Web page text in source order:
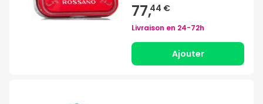
77,44 €
Livraison en 24-72h
Ajouter